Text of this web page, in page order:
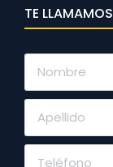
TE LLAMAMOS